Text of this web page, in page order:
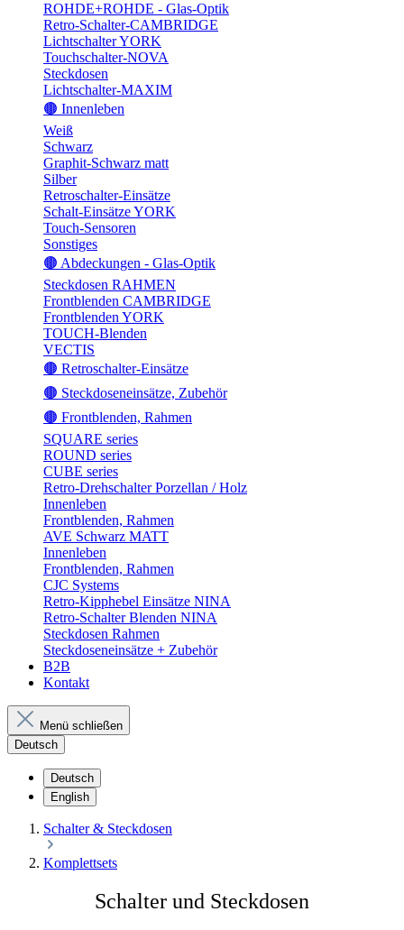
ROHDE+ROHDE - Glas-Optik
Retro-Schalter-CAMBRIDGE
Lichtschalter YORK
Touchschalter-NOVA
Steckdosen
Lichtschalter-MAXIM
🟤 Innenleben
Weiß
Schwarz
Graphit-Schwarz matt
Silber
Retroschalter-Einsätze
Schalt-Einsätze YORK
Touch-Sensoren
Sonstiges
🟤 Abdeckungen - Glas-Optik
Steckdosen RAHMEN
Frontblenden CAMBRIDGE
Frontblenden YORK
TOUCH-Blenden
VECTIS
🟤 Retroschalter-Einsätze
🟤 Steckdoseneinsätze, Zubehör
🟤 Frontblenden, Rahmen
SQUARE series
ROUND series
CUBE series
Retro-Drehschalter Porzellan / Holz
Innenleben
Frontblenden, Rahmen
AVE Schwarz MATT
Innenleben
Frontblenden, Rahmen
CJC Systems
Retro-Kipphebel Einsätze NINA
Retro-Schalter Blenden NINA
Steckdosen Rahmen
Steckdoseneinsätze + Zubehör
B2B
Kontakt
Menü schließen
Deutsch
Deutsch
English
Schalter & Steckdosen
Komplettsets
Schalter und Steckdosen